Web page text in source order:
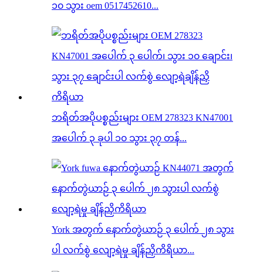
၁၀ သွား oem 0517452610...
ဘရိတ်အပိုပစ္စည်းများ OEM 278323 KN47001
အပေါက် ၃ ခုပါ ၁၀ သွား ၃၇ တန်...
York အတွက် နောက်တွဲယာဉ် ၃ ပေါက် ၂၈ သွား
ပါ လက်စွဲ လျော့ရဲမှု ချိန်ညှိကိရိယာ...